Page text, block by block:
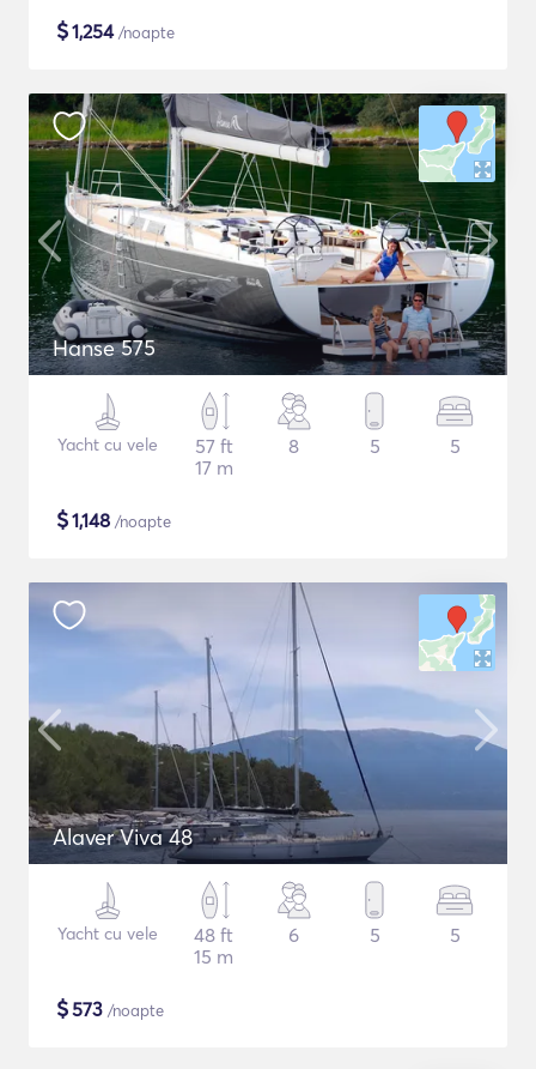
$1,254/noapte
Hanse 575
Yacht cu vele
57 ft
17 m
8 5 5
$1,148 /noapte
Alaver Viva 48
Yacht cu vele
48 ft
15 m
6 5 5
$573 /noapte